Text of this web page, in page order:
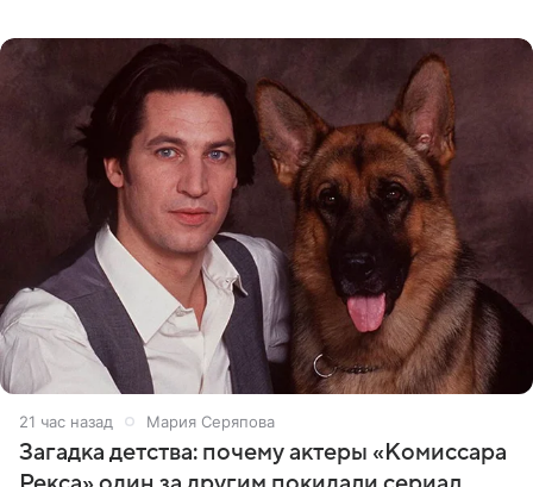
21 час назад Мария Серяпова
Загадка детства: почему актеры «Комиссара